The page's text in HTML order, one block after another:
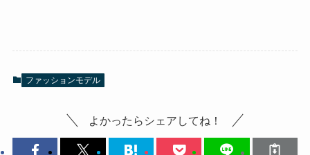
ファッションモデル
よかったらシェアしてね！